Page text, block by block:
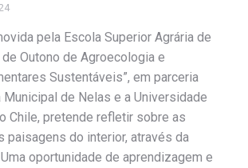
pela Escola Superior Agrária de
Outono de Agroecologia e
Sustentáveis”, em parceria
Municipal de Nelas e a Universidade
Chile, pretende refletir sobre as
paisagens do interior, através da
oportunidade de aprendizagem e